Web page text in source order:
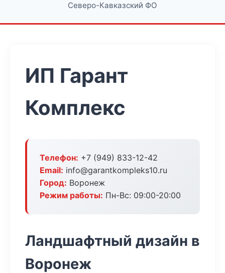
Северо-Кавказский ФО
ИП Гарант
Комплекс
Телефон: +7 (949) 833-12-42
Email: info@garantkompleks10.ru
Город: Воронеж
Режим работы: Пн-Вс: 09:00-20:00
Ландшафтный дизайн в
Воронеж